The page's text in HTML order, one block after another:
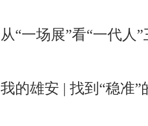
从“一场展”看“一代人
我的雄安 | 找到“稳准”